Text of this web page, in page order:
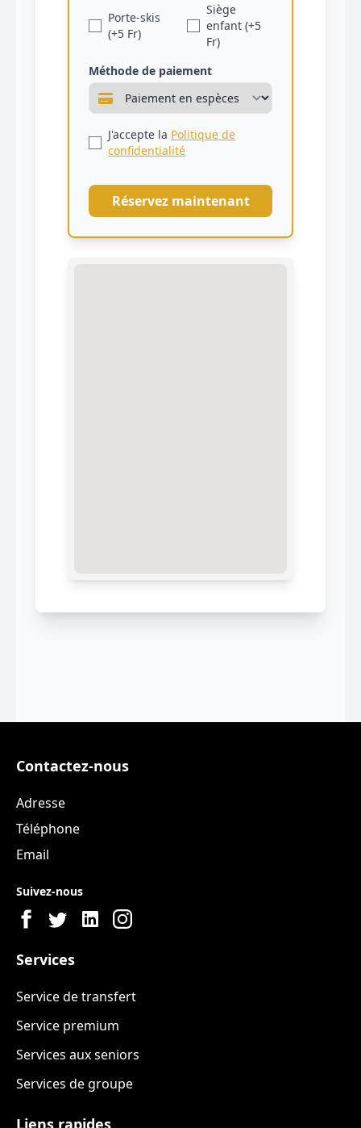
Porte-skis
(+5 Fr)
Siège
enfant (+5
Fr)
Méthode de paiement
J'accepte la Politique de
confidentialité
Réservez maintenant
Contactez-nous
Adresse
Téléphone
Email
Suivez-nous
Services
Service de transfert
Service premium
Services aux seniors
Services de groupe
Liens rapides